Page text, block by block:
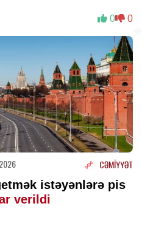
0 0
CƏMİYYƏT
istəyənlərə pis
verildi